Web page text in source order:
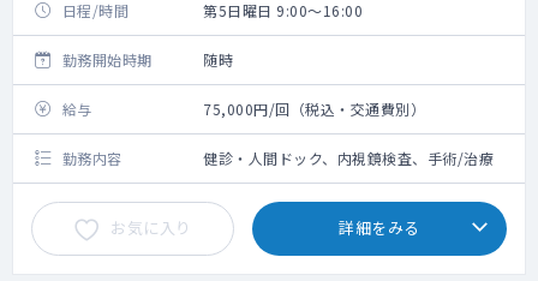
日程/時間 第5日曜日 9:00～16:00
勤務開始時期 随時
給与 75,000円/回（税込・交通費別）
勤務内容 健診・人間ドック、内視鏡検査、手術/治療
お気に入り 詳細をみる